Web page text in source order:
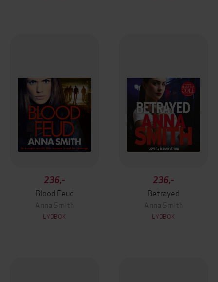
236,-
Blood Feud
Anna Smith
LYDBOK
236,-
Betrayed
Anna Smith
LYDBOK